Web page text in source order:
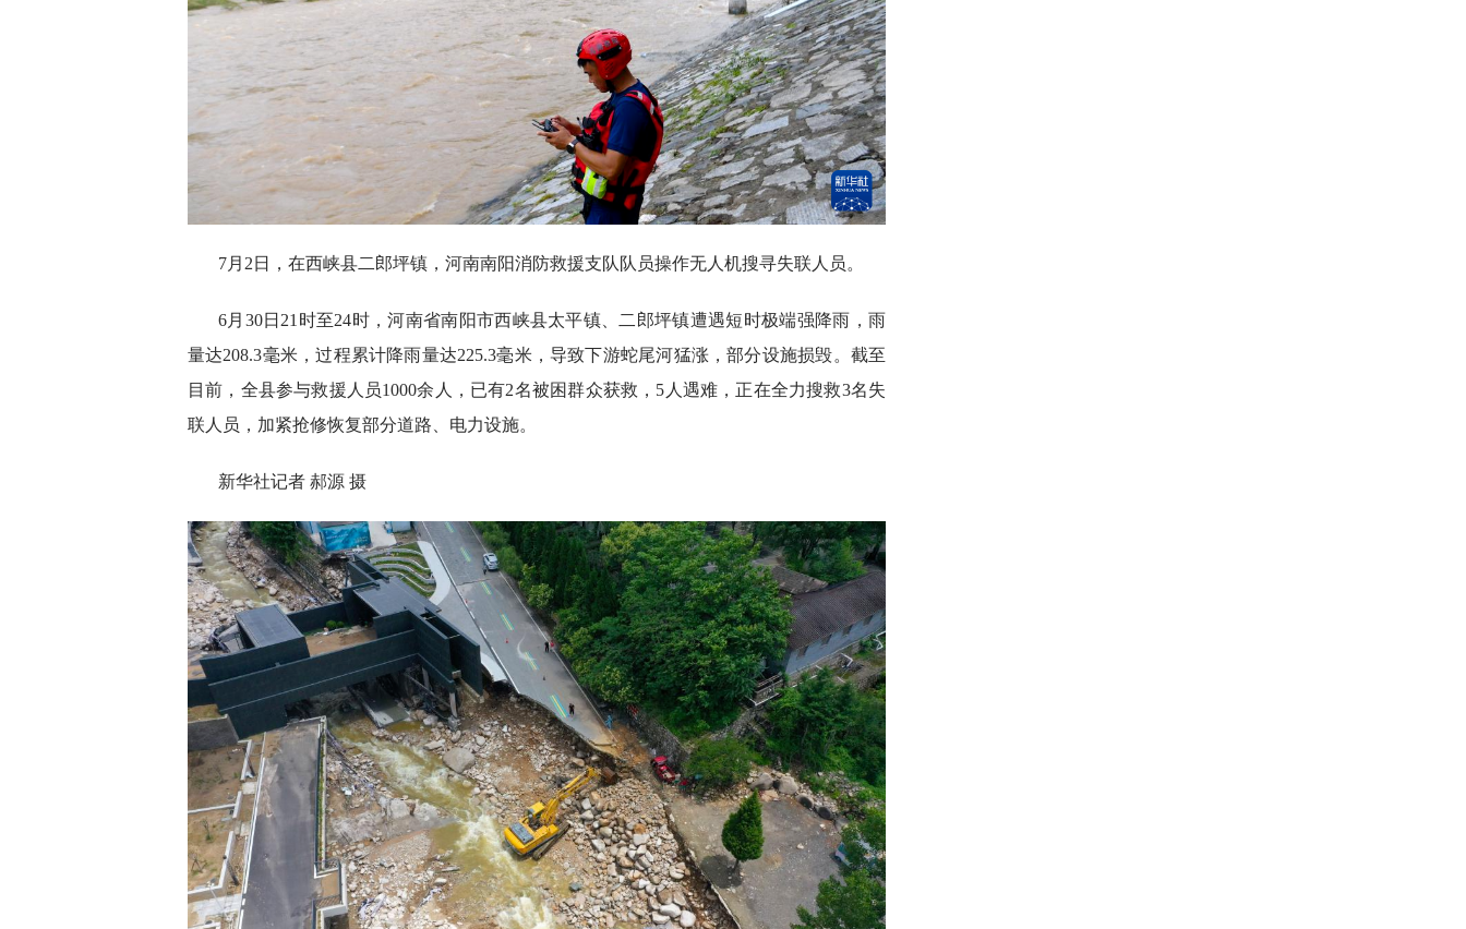
7月2日，在西峡县二郎坪镇，河南南阳消防救援支队队员操作无人机搜寻失联人员。
6月30日21时至24时，河南省南阳市西峡县太平镇、二郎坪镇遭遇短时极端强降雨，雨
量达208.3毫米，过程累计降雨量达225.3毫米，导致下游蛇尾河猛涨，部分设施损毁。截至
目前，全县参与救援人员1000余人，已有2名被困群众获救，5人遇难，正在全力搜救3名失
联人员，加紧抢修恢复部分道路、电力设施。
新华社记者 郝源 摄